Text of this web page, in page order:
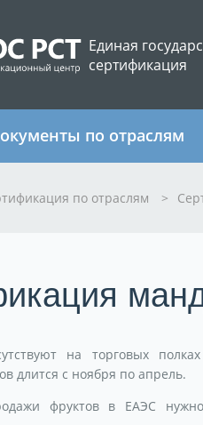
Единая
сертификация
по отраслям
по отраслям >
на торговых
длится с ноября по апрель.
фруктов в ЕАЭС